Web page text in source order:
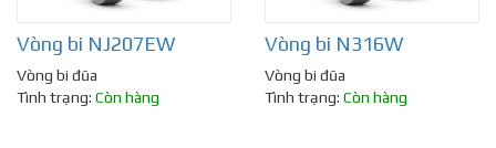
Vòng bi NJ207EW
Vòng bi đũa
Tình trạng: Còn hàng
Vòng bi N316W
Vòng bi đũa
Tình trạng: Còn hàng